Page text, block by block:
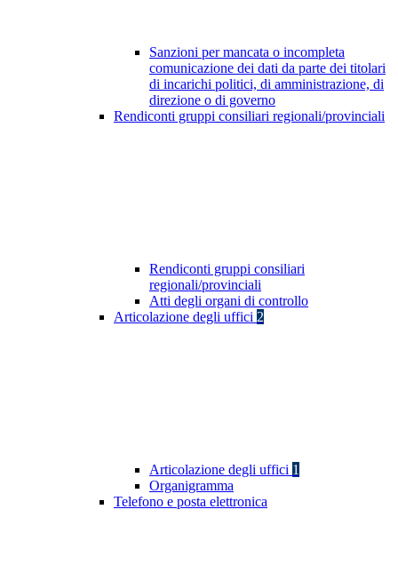
Sanzioni per mancata o incompleta
comunicazione dei dati da parte dei titolari
di incarichi politici, di amministrazione, di
direzione o di governo
Rendiconti gruppi consiliari regionali/provinciali
Rendiconti gruppi consiliari
regionali/provinciali
Atti degli organi di controllo
Articolazione degli uffici 2
Articolazione degli uffici 1
Organigramma
Telefono e posta elettronica